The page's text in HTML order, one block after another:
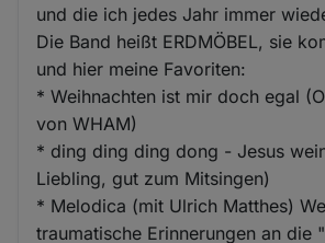
und die ich jedes Jahr immer
Die Band heißt ERDMÖBEL, sie
und hier meine Favoriten:
* Weihnachten ist mir doch egal
von WHAM)
* ding ding ding dong - Jesus
Liebling, gut zum Mitsingen)
* Melodica (mit Ulrich Matthes)
traumatische Erinnerungen an die